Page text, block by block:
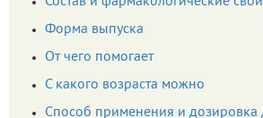
Форма выпуска
От чего помогает
С какого возраста можно
Способ применения и дозировка